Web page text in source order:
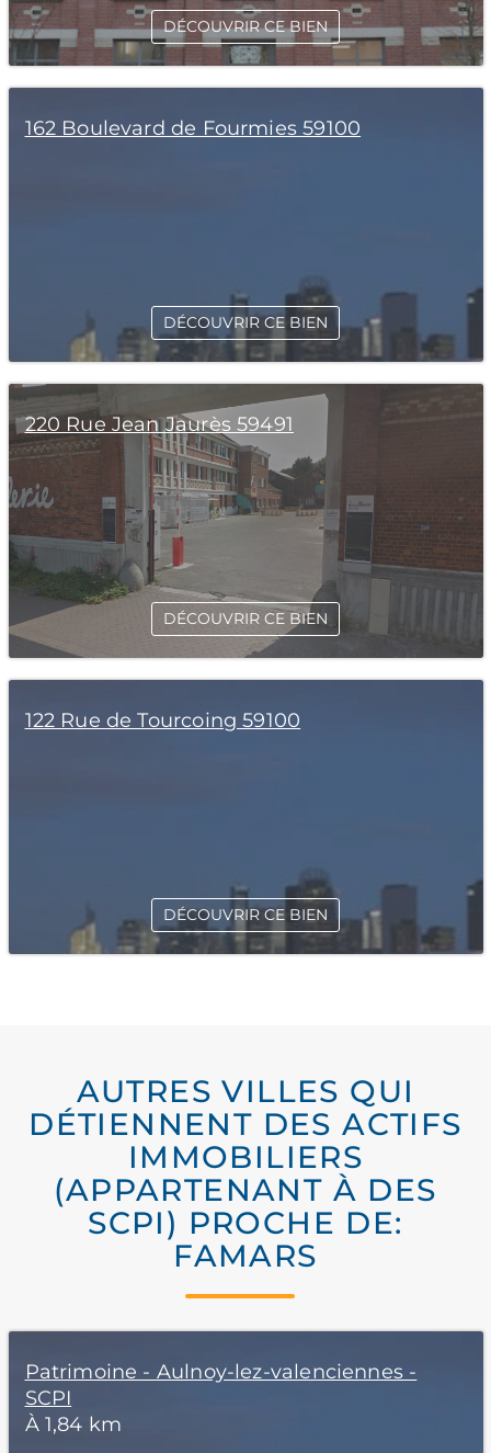
DÉCOUVRIR CE BIEN
162 Boulevard de Fourmies 59100
DÉCOUVRIR CE BIEN
220 Rue Jean Jaurès 59491
DÉCOUVRIR CE BIEN
122 Rue de Tourcoing 59100
DÉCOUVRIR CE BIEN
AUTRES VILLES QUI
DÉTIENNENT DES ACTIFS
IMMOBILIERS
(APPARTENANT À DES
SCPI) PROCHE DE:
FAMARS
Patrimoine - Aulnoy-lez-valenciennes -
SCPI
À 1,84 km